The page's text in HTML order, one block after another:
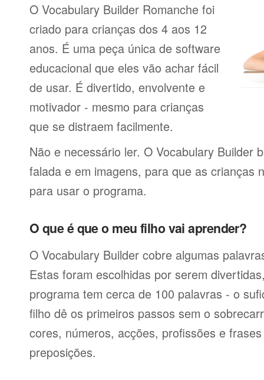
O Vocabulary Builder Romanche foi
criado para crianças dos 4 aos 12
anos. É uma peça única de software
educacional que eles vão achar fácil
de usar. É divertido, envolvente e
motivador - mesmo para crianças
que se distraem facilmente.
Não e necessário ler. O Vocabulary Builder
falada e em imagens, para que as crianças
para usar o programa.
O que é que o meu filho vai aprender?
O Vocabulary Builder cobre algumas
Estas foram escolhidas por serem
programa tem cerca de 100 palavras - o
filho dê os primeiros passos sem o
cores, números, acções, profissões e
preposições.